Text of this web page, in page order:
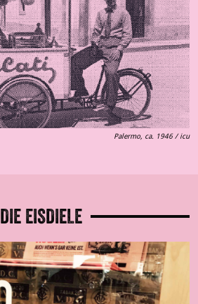
Palermo, ca. 1946 / icu
DIE EISDIELE